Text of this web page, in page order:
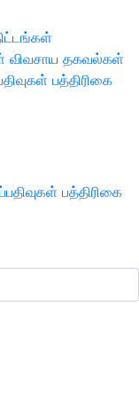
விவசாய தகவல்கள்
பத்திரிகை
பத்திரிகை